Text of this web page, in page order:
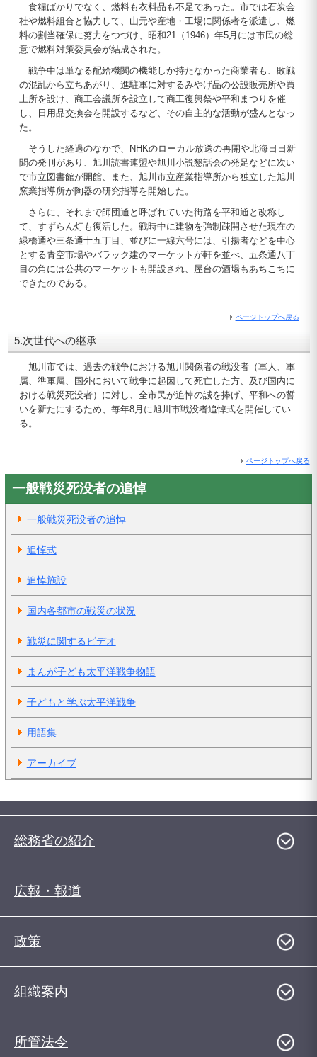
食糧ばかりでなく、燃料も衣料品も不足であった。市では石炭会
社や燃料組合と協力して、山元や産地・工場に関係者を派遣し、燃
料の割当確保に努力をつづけ、昭和21（1946）年5月には市民の総
意で燃料対策委員会が結成された。
戦争中は単なる配給機関の機能しか持たなかった商業者も、敗戦
の混乱から立ちあがり、進駐軍に対するみやげ品の公設販売所や買
上所を設け、商工会議所を設立して商工復興祭や平和まつりを催
し、日用品交換会を開設するなど、その自主的な活動が盛んとなっ
た。
そうした経過のなかで、NHKのローカル放送の再開や北海日日新
聞の発刊があり、旭川読書連盟や旭川小説懇話会の発足などに次い
で市立図書館が開館、また、旭川市立産業指導所から独立した旭川
窯業指導所が陶器の研究指導を開始した。
さらに、それまで師団通と呼ばれていた街路を平和通と改称し
て、すずらん灯も復活した。戦時中に建物を強制疎開させた現在の
緑橋通や三条通十五丁目、並びに一線六号には、引揚者などを中心
とする青空市場やバラック建のマーケットが軒を並べ、五条通八丁
目の角には公共のマーケットも開設され、屋台の酒場もあちこちに
できたのである。
ページトップへ戻る
5.次世代への継承
旭川市では、過去の戦争における旭川関係者の戦没者（軍人、軍
属、準軍属、国外において戦争に起因して死亡した方、及び国内に
おける戦災死没者）に対し、全市民が追悼の誠を捧げ、平和への誓
いを新たにするため、毎年8月に旭川市戦没者追悼式を開催してい
る。
ページトップへ戻る
一般戦災死没者の追悼
一般戦災死没者の追悼
追悼式
追悼施設
国内各都市の戦災の状況
戦災に関するビデオ
まんが子ども太平洋戦争物語
子どもと学ぶ太平洋戦争
用語集
アーカイブ
総務省の紹介
広報・報道
政策
組織案内
所管法令